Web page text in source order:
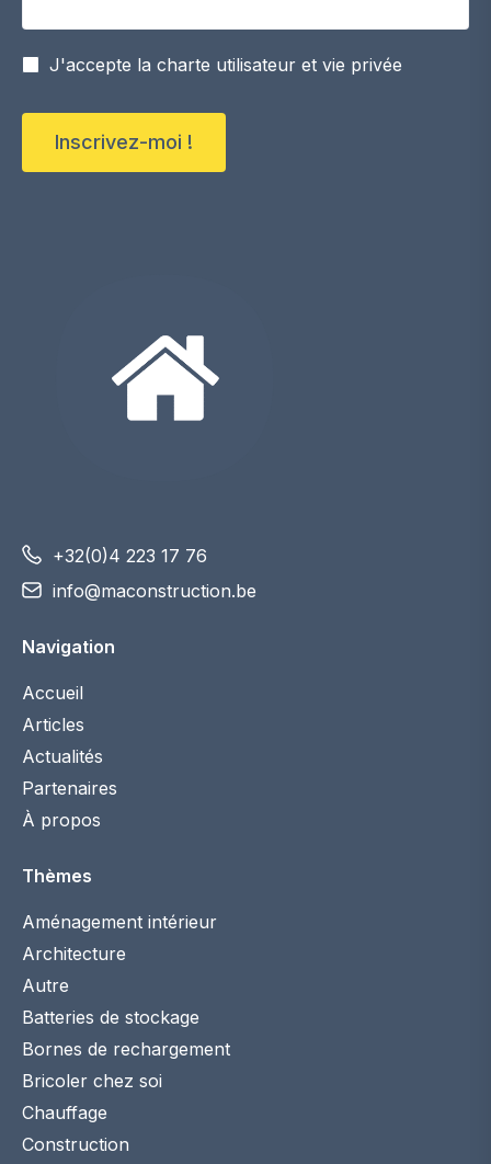
J'accepte la charte utilisateur et vie privée
Inscrivez-moi !
+32(0)4 223 17 76
info@maconstruction.be
Navigation
Accueil
Articles
Actualités
Partenaires
À propos
Thèmes
Aménagement intérieur
Architecture
Autre
Batteries de stockage
Bornes de rechargement
Bricoler chez soi
Chauffage
Construction